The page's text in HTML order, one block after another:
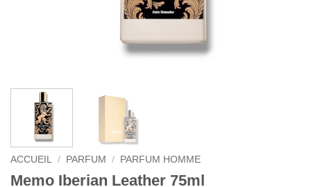
ACCUEIL / PARFUM / PARFUM HOMME
Memo Iberian Leather 75ml